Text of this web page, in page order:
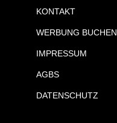
KONTAKT
WERBUNG BUCHEN
IMPRESSUM
AGBS
DATENSCHUTZ